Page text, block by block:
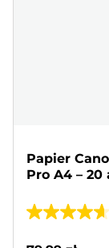
Papier
Pro A4 – 20
4.7